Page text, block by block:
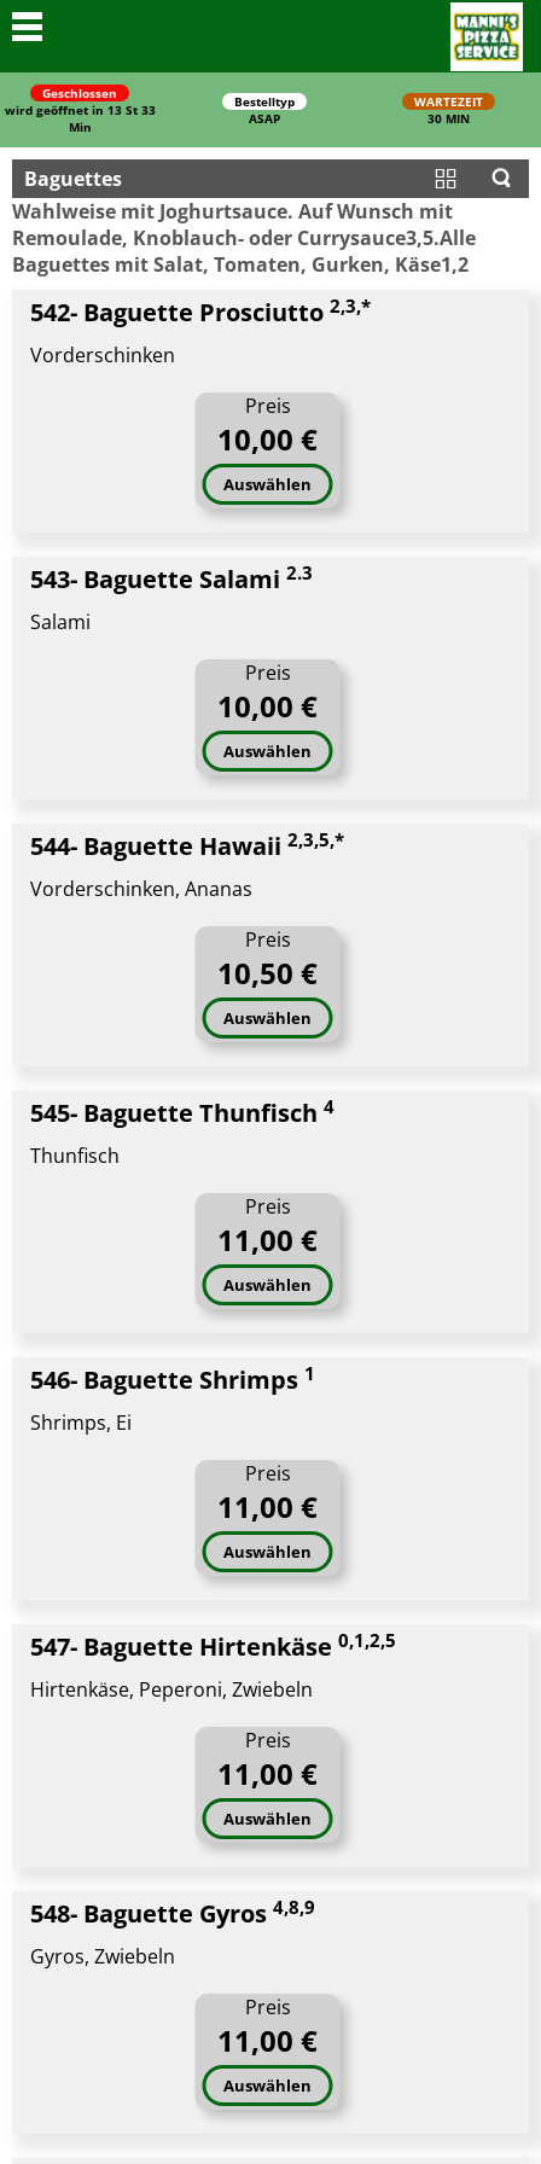
Geschlossen
wird geöffnet in 13 St 33
Min
Bestelltyp
ASAP
WARTEZEIT
30 MIN
Baguettes
Wahlweise mit Joghurtsauce. Auf Wunsch mit
Remoulade, Knoblauch- oder Currysauce3,5.Alle
Baguettes mit Salat, Tomaten, Gurken, Käse1,2
542- Baguette Prosciutto 2,3,*
Vorderschinken
Preis
10,00 €
Auswählen
543- Baguette Salami 2.3
Salami
Preis
10,00 €
Auswählen
544- Baguette Hawaii 2,3,5,*
Vorderschinken, Ananas
Preis
10,50 €
Auswählen
545- Baguette Thunfisch 4
Thunfisch
Preis
11,00 €
Auswählen
546- Baguette Shrimps 1
Shrimps, Ei
Preis
11,00 €
Auswählen
547- Baguette Hirtenkäse 0,1,2,5
Hirtenkäse, Peperoni, Zwiebeln
Preis
11,00 €
Auswählen
548- Baguette Gyros 4,8,9
Gyros, Zwiebeln
Preis
11,00 €
Auswählen